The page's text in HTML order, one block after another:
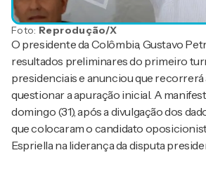
Foto: Reprodução/X
O presidente da Colômbia, Gustavo
resultados preliminares do primeiro
presidenciais e anunciou que recorrerá
questionar a apuração inicial. A
domingo (31), após a divulgação dos
que colocaram o candidato
Espriella na liderança da disputa